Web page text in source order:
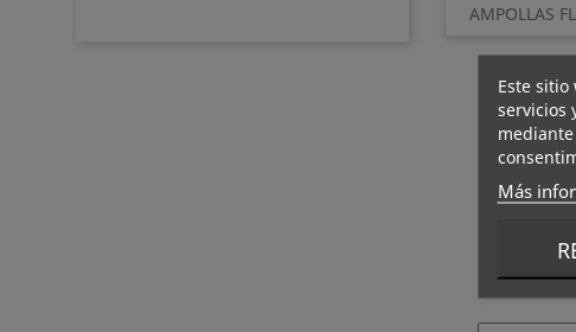
AMPOLLAS
Este
servicios
Más